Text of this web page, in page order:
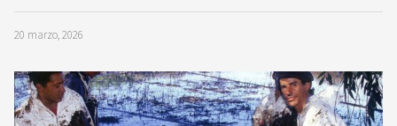
20 marzo, 2026